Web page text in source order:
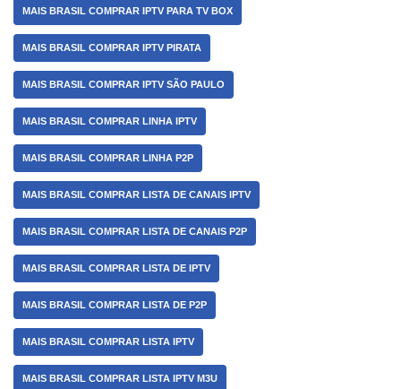
MAIS BRASIL COMPRAR IPTV PARA TV BOX
MAIS BRASIL COMPRAR IPTV PIRATA
MAIS BRASIL COMPRAR IPTV SÃO PAULO
MAIS BRASIL COMPRAR LINHA IPTV
MAIS BRASIL COMPRAR LINHA P2P
MAIS BRASIL COMPRAR LISTA DE CANAIS IPTV
MAIS BRASIL COMPRAR LISTA DE CANAIS P2P
MAIS BRASIL COMPRAR LISTA DE IPTV
MAIS BRASIL COMPRAR LISTA DE P2P
MAIS BRASIL COMPRAR LISTA IPTV
MAIS BRASIL COMPRAR LISTA IPTV M3U